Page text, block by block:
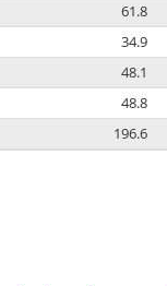
61.8
34.9
48.1
48.8
196.6